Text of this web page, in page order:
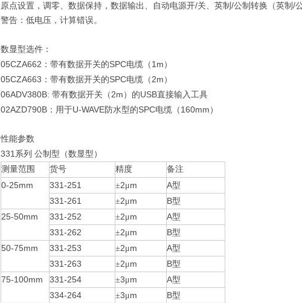
原点设置，调零、数据保持，数据输出、自动电源开/关、英制 /公制转换（英制 /
警告：低电压，计算错误。
数显型选件：
05CZA662 ：带有数据开关的SPC电缆（ 1m ）
05CZA663 ：带有数据开关的SPC电缆（ 2m ）
06ADV380B: 带有数据开关（ 2m ）的USB直接输入工具
02AZD790B ：用于U-WAVE防水型的SPC电缆（ 160mm ）
性能参数
331 系列 公制型（数显型）
测量范围
货号 精度 备注
0-25mm 331-251 ±2μm A型
331-261 ±2μm B型
25-50mm 331-252 ±2μm A型
331-262 ±2μm B型
50-75mm 331-253 ±2μm A型
331-263 ±2μm B型
75-100mm 331-254 ±3μm A型
334-264 ±3μm B型